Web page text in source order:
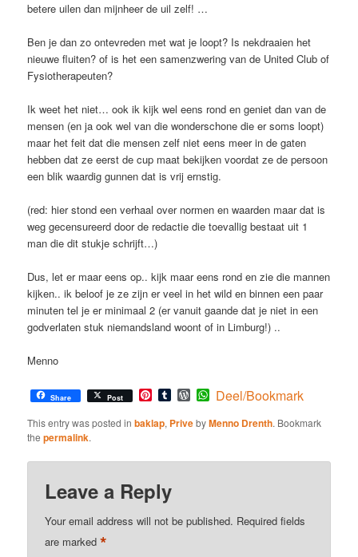
betere uilen dan mijnheer de uil zelf! …
Ben je dan zo ontevreden met wat je loopt? Is nekdraaien het
nieuwe fluiten? of is het een samenzwering van de United Club of
Fysiotherapeuten?
Ik weet het niet… ook ik kijk wel eens rond en geniet dan van de
mensen (en ja ook wel van die wonderschone die er soms loopt)
maar het feit dat die mensen zelf niet eens meer in de gaten
hebben dat ze eerst de cup maat bekijken voordat ze de persoon
een blik waardig gunnen dat is vrij ernstig.
(red: hier stond een verhaal over normen en waarden maar dat is
weg gecensureerd door de redactie die toevallig bestaat uit 1
man die dit stukje schrijft…)
Dus, let er maar eens op.. kijk maar eens rond en zie die mannen
kijken.. ik beloof je ze zijn er veel in het wild en binnen een paar
minuten tel je er minimaal 2 (er vanuit gaande dat je niet in een
godverlaten stuk niemandsland woont of in Limburg!) ..
Menno
Share Post Pinterest
TumblrWordPress
WhatsApp
Deel/Bookmark
This entry was posted inbaklap, PrivebyMenno Drenth. Bookmark
thepermalink.
Leave a Reply
Your email address will not be published. Required fields
are marked*